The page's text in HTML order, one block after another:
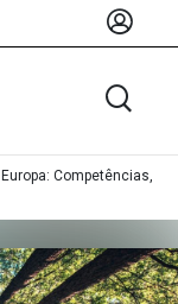
Competências,